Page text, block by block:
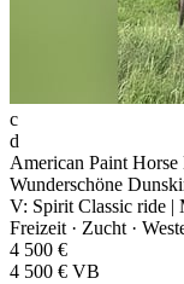
c
d
American Paint
Wunderschöne
V: Spirit Classic ride
Freizeit · Zucht ·
4 500 €
4 500 € VB